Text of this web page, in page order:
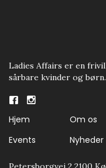
Ladies Affairs er en
sårbare kvinder og børn.
Hjem Om os
Events
Nyheder